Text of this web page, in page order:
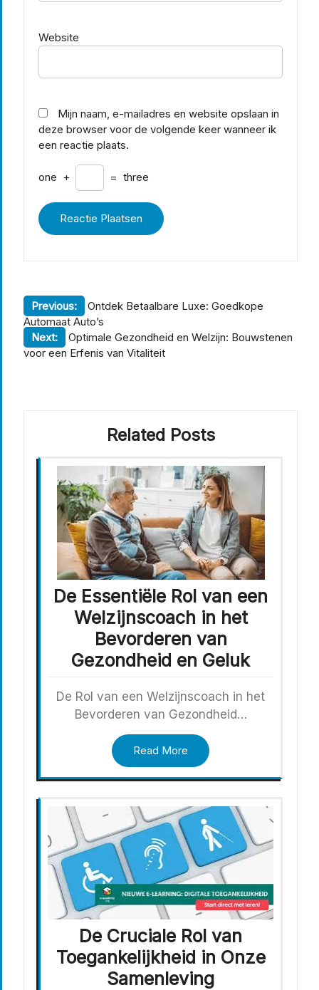
Website
Mijn naam, e-mailadres en website opslaan in
deze browser voor de volgende keer wanneer ik
een reactie plaats.
one + = three
Berichtnavigatie
Previous:
Ontdek Betaalbare Luxe: Goedkope
Automaat Auto’s
Next:
Optimale Gezondheid en Welzijn: Bouwstenen
voor een Erfenis van Vitaliteit
Related Posts
De Essentiële Rol van een
Welzijnscoach in het
Bevorderen van
Gezondheid en Geluk
De Rol van een Welzijnscoach in het
Bevorderen van Gezondheid…
Read More
De Cruciale Rol van
Toegankelijkheid in Onze
Samenleving